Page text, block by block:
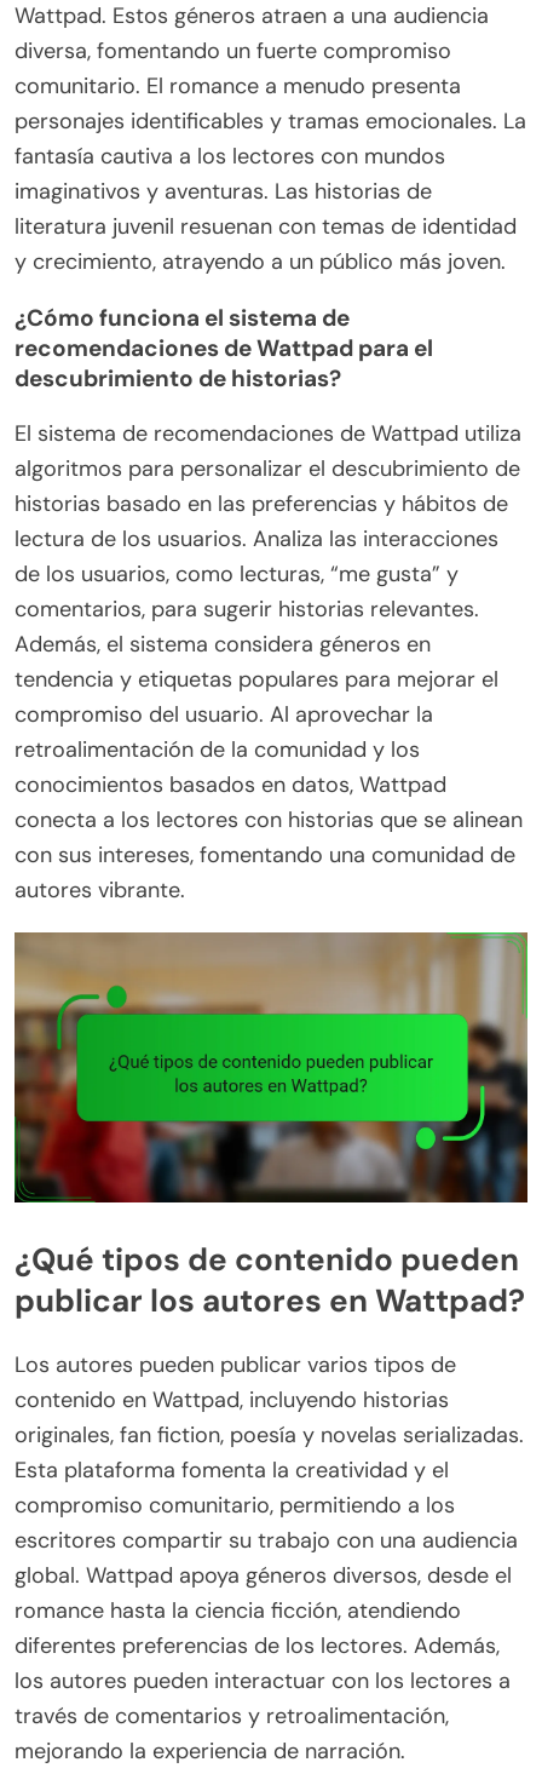
Wattpad. Estos géneros atraen a una audiencia
diversa, fomentando un fuerte compromiso
comunitario. El romance a menudo presenta
personajes identificables y tramas emocionales. La
fantasía cautiva a los lectores con mundos
imaginativos y aventuras. Las historias de
literatura juvenil resuenan con temas de identidad
y crecimiento, atrayendo a un público más joven.
¿Cómo funciona el sistema de
recomendaciones de Wattpad para el
descubrimiento de historias?
El sistema de recomendaciones de Wattpad utiliza
algoritmos para personalizar el descubrimiento de
historias basado en las preferencias y hábitos de
lectura de los usuarios. Analiza las interacciones
de los usuarios, como lecturas, “me gusta” y
comentarios, para sugerir historias relevantes.
Además, el sistema considera géneros en
tendencia y etiquetas populares para mejorar el
compromiso del usuario. Al aprovechar la
retroalimentación de la comunidad y los
conocimientos basados en datos, Wattpad
conecta a los lectores con historias que se alinean
con sus intereses, fomentando una comunidad de
autores vibrante.
¿Qué tipos de contenido pueden
publicar los autores en Wattpad?
Los autores pueden publicar varios tipos de
contenido en Wattpad, incluyendo historias
originales, fan fiction, poesía y novelas serializadas.
Esta plataforma fomenta la creatividad y el
compromiso comunitario, permitiendo a los
escritores compartir su trabajo con una audiencia
global. Wattpad apoya géneros diversos, desde el
romance hasta la ciencia ficción, atendiendo
diferentes preferencias de los lectores. Además,
los autores pueden interactuar con los lectores a
través de comentarios y retroalimentación,
mejorando la experiencia de narración.